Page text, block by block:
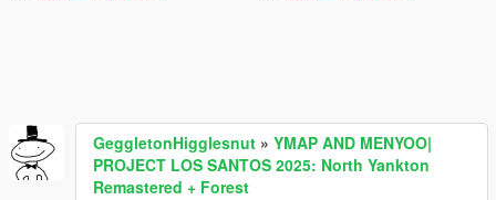
GeggletonHigglesnut » YMAP AND MENYOO|
PROJECT LOS SANTOS 2025: North Yankton
Remastered + Forest